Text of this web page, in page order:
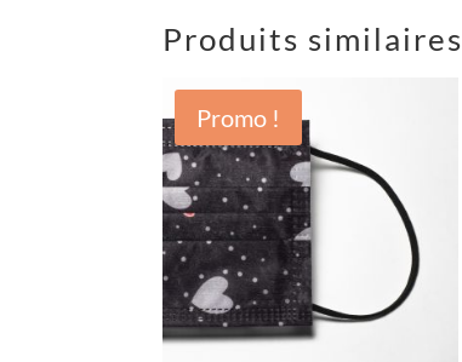
Produits similaires
Promo !